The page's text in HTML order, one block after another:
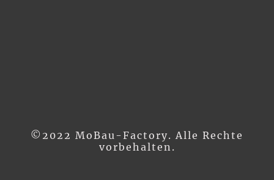
©2022 MoBau-Factory. Alle Rechte
vorbehalten.